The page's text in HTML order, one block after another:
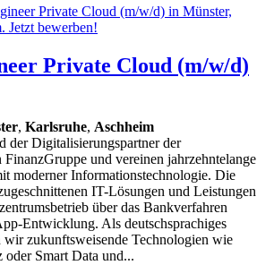
Private Cloud (m/w/d)
, Karlsruhe, Aschheim
der Digitalisierungspartner der
FinanzGruppe und vereinen jahrzehntelange
moderner Informationstechnologie. Die
IT-Lösungen und Leistungen
über das Bankverfahren
Entwicklung. Als deutschsprachiges
wir zukunftsweisende Technologien wie
Smart Data und...